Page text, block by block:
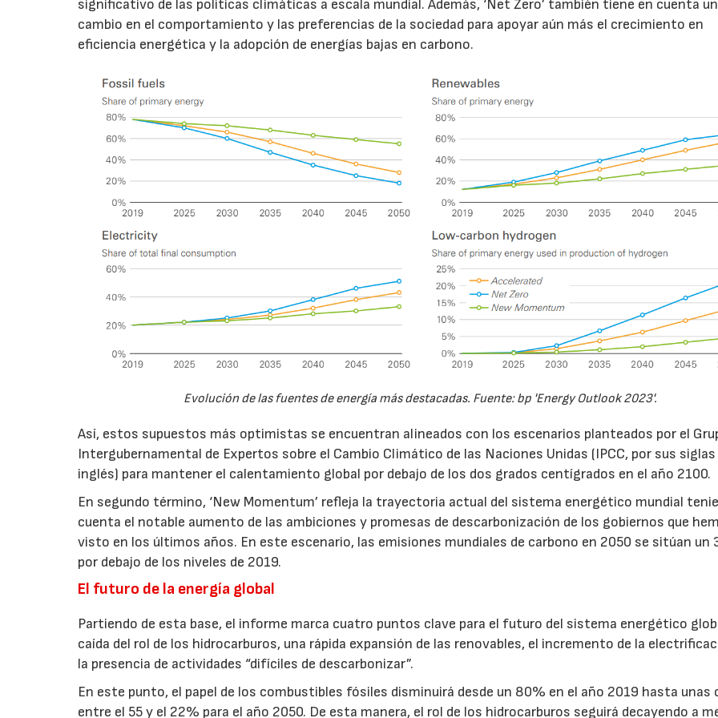
significativo de las políticas climáticas a escala mundial. Además, ‘Net Zero’ también tiene en cuenta un
cambio en el comportamiento y las preferencias de la sociedad para apoyar aún más el crecimiento en
eficiencia energética y la adopción de energías bajas en carbono.
Evolución de las fuentes de energía más destacadas. Fuente: bp 'Energy Outlook 2023'.
Así, estos supuestos más optimistas se encuentran alineados con los escenarios planteados por el
Intergubernamental de Expertos sobre el Cambio Climático de las Naciones Unidas (IPCC, por sus
inglés) para mantener el calentamiento global por debajo de los dos grados centígrados en el año 2100.
En segundo término, ‘New Momentum’ refleja la trayectoria actual del sistema energético mundial
cuenta el notable aumento de las ambiciones y promesas de descarbonización de los gobiernos que
visto en los últimos años. En este escenario, las emisiones mundiales de carbono en 2050 se sitúan un
por debajo de los niveles de 2019.
El futuro de la energía global
Partiendo de esta base, el informe marca cuatro puntos clave para el futuro del sistema energético
caída del rol de los hidrocarburos, una rápida expansión de las renovables, el incremento de la
la presencia de actividades “difíciles de descarbonizar”.
En este punto, el papel de los combustibles fósiles disminuirá desde un 80% en el año 2019 hasta unas
entre el 55 y el 22% para el año 2050. De esta manera, el rol de los hidrocarburos seguirá decayendo a